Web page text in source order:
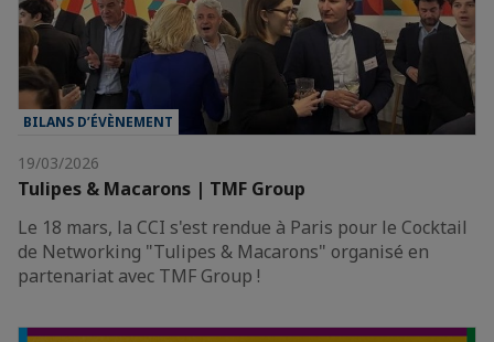
BILANS D’ÉVÈNEMENT
19/03/2026
Tulipes & Macarons | TMF Group
Le 18 mars, la CCI s'est rendue à Paris pour le Cocktail
de Networking "Tulipes & Macarons" organisé en
partenariat avec TMF Group !